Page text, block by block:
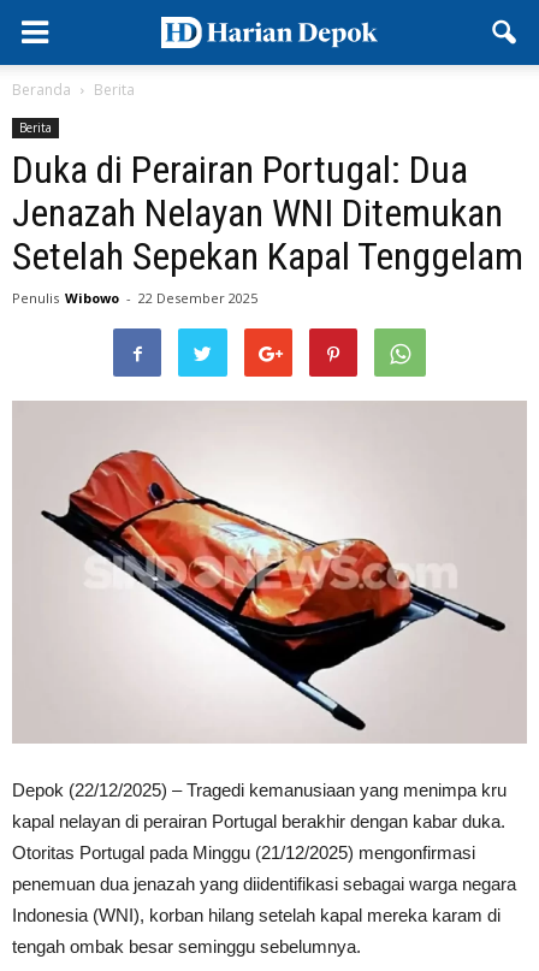
Beranda Berita
Berita
Duka di Perairan Portugal: Dua
Jenazah Nelayan WNI Ditemukan
Setelah Sepekan Kapal Tenggelam
Penulis Wibowo - 22 Desember 2025
Depok (22/12/2025) – Tragedi kemanusiaan yang menimpa kru
kapal nelayan di perairan Portugal berakhir dengan kabar duka.
Otoritas Portugal pada Minggu (21/12/2025) mengonfirmasi
penemuan dua jenazah yang diidentifikasi sebagai warga negara
Indonesia (WNI), korban hilang setelah kapal mereka karam di
tengah ombak besar seminggu sebelumnya.